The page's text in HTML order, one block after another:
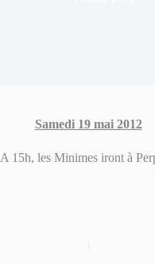
Samedi 19 mai 2012
A 15h, les Minimes iront à